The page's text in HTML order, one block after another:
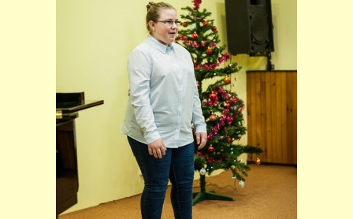
GALERIE
VIDEA - FILMOVÁ TVORBA